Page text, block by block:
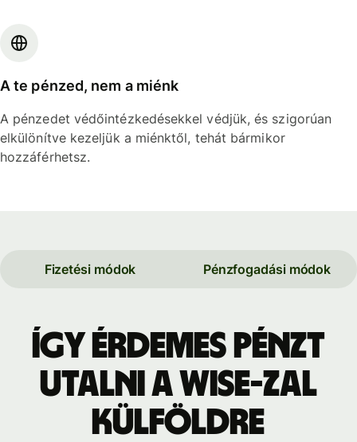
A te pénzed, nem a miénk
A pénzedet védőintézkedésekkel védjük, és szigorúan
elkülönítve kezeljük a miénktől, tehát bármikor
hozzáférhetsz.
Fizetési módok Pénzfogadási módok
Így érdemes pénzt
utalni a Wise-zal
külföldre